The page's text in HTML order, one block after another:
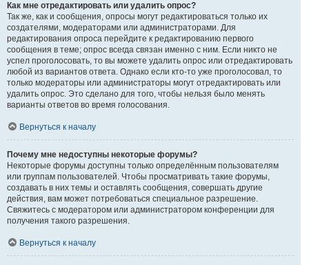
Как мне отредактировать или удалить опрос?
Так же, как и сообщения, опросы могут редактироваться только их
создателями, модераторами или администраторами. Для
редактирования опроса перейдите к редактированию первого
сообщения в теме; опрос всегда связан именно с ним. Если никто не
успел проголосовать, то вы можете удалить опрос или отредактировать
любой из вариантов ответа. Однако если кто-то уже проголосовал, то
только модераторы или администраторы могут отредактировать или
удалить опрос. Это сделано для того, чтобы нельзя было менять
варианты ответов во время голосования.
Вернуться к началу
Почему мне недоступны некоторые форумы?
Некоторые форумы доступны только определённым пользователям
или группам пользователей. Чтобы просматривать такие форумы,
создавать в них темы и оставлять сообщения, совершать другие
действия, вам может потребоваться специальное разрешение.
Свяжитесь с модератором или администратором конференции для
получения такого разрешения.
Вернуться к началу